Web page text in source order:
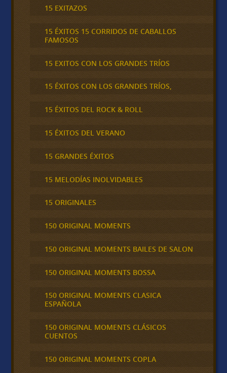
15 EXITAZOS
15 ÉXITOS 15 CORRIDOS DE CABALLOS
FAMOSOS
15 EXITOS CON LOS GRANDES TRÍOS
15 ÉXITOS CON LOS GRANDES TRÍOS,
15 ÉXITOS DEL ROCK & ROLL
15 ÉXITOS DEL VERANO
15 GRANDES ÉXITOS
15 MELODÍAS INOLVIDABLES
15 ORIGINALES
150 ORIGINAL MOMENTS
150 ORIGINAL MOMENTS BAILES DE SALON
150 ORIGINAL MOMENTS BOSSA
150 ORIGINAL MOMENTS CLASICA
ESPAÑOLA
150 ORIGINAL MOMENTS CLÁSICOS
CUENTOS
150 ORIGINAL MOMENTS COPLA